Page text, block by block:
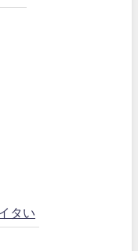
タい